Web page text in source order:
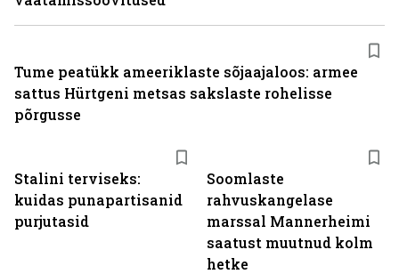
Stalini terviseks:
kuidas punapartisanid
purjutasid
Soomlaste
rahvuskangelase
marssal Mannerheimi
saatust muutnud kolm
hetke
Tume peatükk ameeriklaste sõjaajaloos: armee
sattus Hürtgeni metsas sakslaste rohelisse
põrgusse